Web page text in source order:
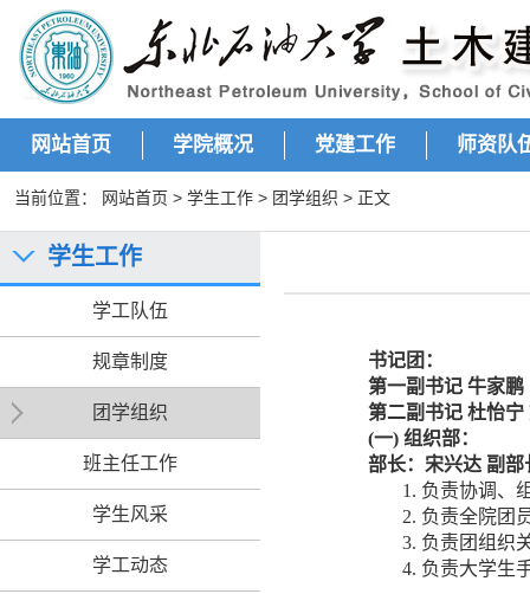
网站首页 学院概况 党建工作 师资队
当前位置： 网站首页 > 学生工作 > 团学组织 > 正文
学生工作
学工队伍
规章制度
团学组织
班主任工作
学生风采
学工动态
书记团：
第一副书记 牛家鹏
第二副书记 杜怡宁
(一) 组织部：
部长： 宋兴达 副部
1. 负责协调、
2. 负责全院团
3. 负责团组织
4. 负责大学生